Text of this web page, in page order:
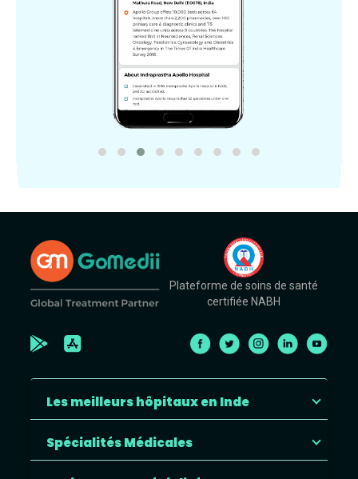
Plateforme de soins de santé
certifiée NABH
Les meilleurs hôpitaux en Inde
Spécialités Médicales